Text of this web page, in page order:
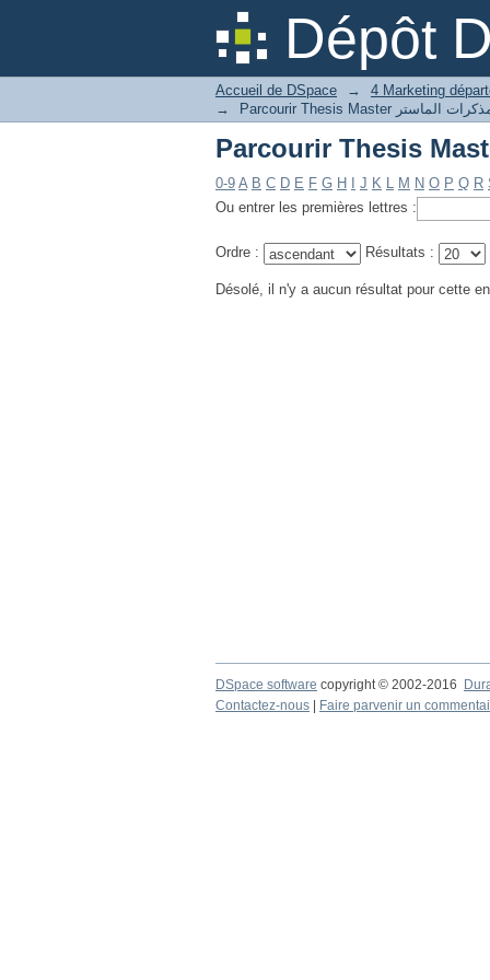
Dépôt
Accueil de DSpace →
→
0-9 A B C D E F G H J K L M N O P Q R
Ou entrer les premières lettres :
Ordre : Résultats :
Désolé, il n'y a aucun résultat pour cette
DSpace software copyright © 2002-2016
Contactez-nous
Faire parvenir un